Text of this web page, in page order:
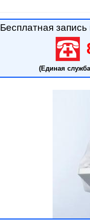
Бесплатная
(Единая